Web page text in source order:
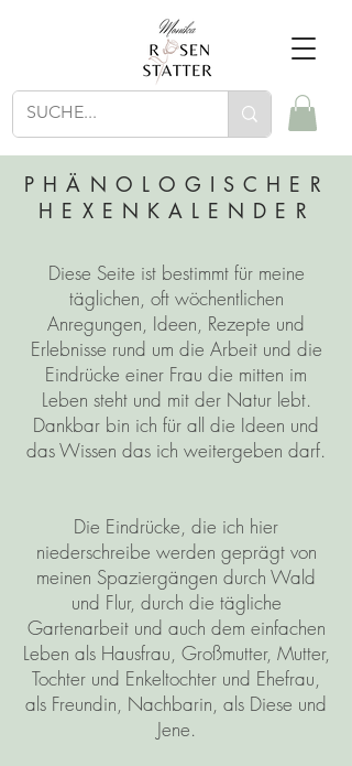
PHÄNOLOGISCHER
HEXENKALENDER
Diese Seite ist bestimmt für meine
täglichen, oft wöchentlichen
Anregungen, Ideen, Rezepte und
Erlebnisse rund um die Arbeit und die
Eindrücke einer Frau die mitten im
Leben steht und mit der Natur lebt.
Dankbar bin ich für all die Ideen und
das Wissen das ich weitergeben darf.
Die Eindrücke, die ich hier
niederschreibe werden geprägt von
meinen Spaziergängen durch Wald
und Flur, durch die tägliche
Gartenarbeit und auch dem einfachen
Leben als Hausfrau, Großmutter, Mutter,
Tochter und Enkeltochter und Ehefrau,
als Freundin, Nachbarin, als Diese und
Jene.